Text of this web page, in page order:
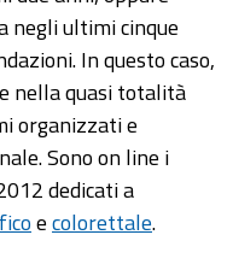
negli ultimi cinque
In questo caso,
nella quasi totalità
organizzati e
Sono on line i
dedicati a
ecolorettale.